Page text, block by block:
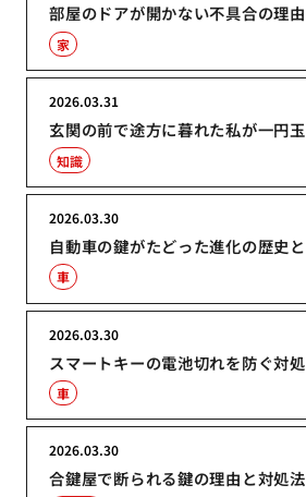
部屋のドアが開かない不具合の理由
家
玄関の前で途方に暮れた私が一円
2026.03.31
知識
自動車の鍵がたどった進化の歴史
2026.03.30
車
スマートキーの電池切れを防ぐ対
2026.03.30
車
合鍵屋で断られる鍵の理由と対処法
2026.03.30